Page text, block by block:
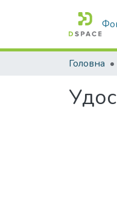
Головна